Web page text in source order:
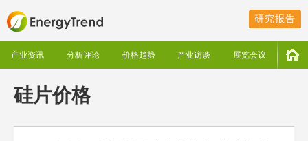
研究报告
产业资讯 分析评论 价格趋势 产业访谈 展览会议
硅片价格